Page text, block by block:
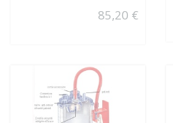
85,20 €